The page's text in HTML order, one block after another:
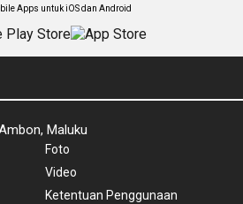
Apps untuk iOS dan Android
Maluku
Foto
Video
Ketentuan Penggunaan